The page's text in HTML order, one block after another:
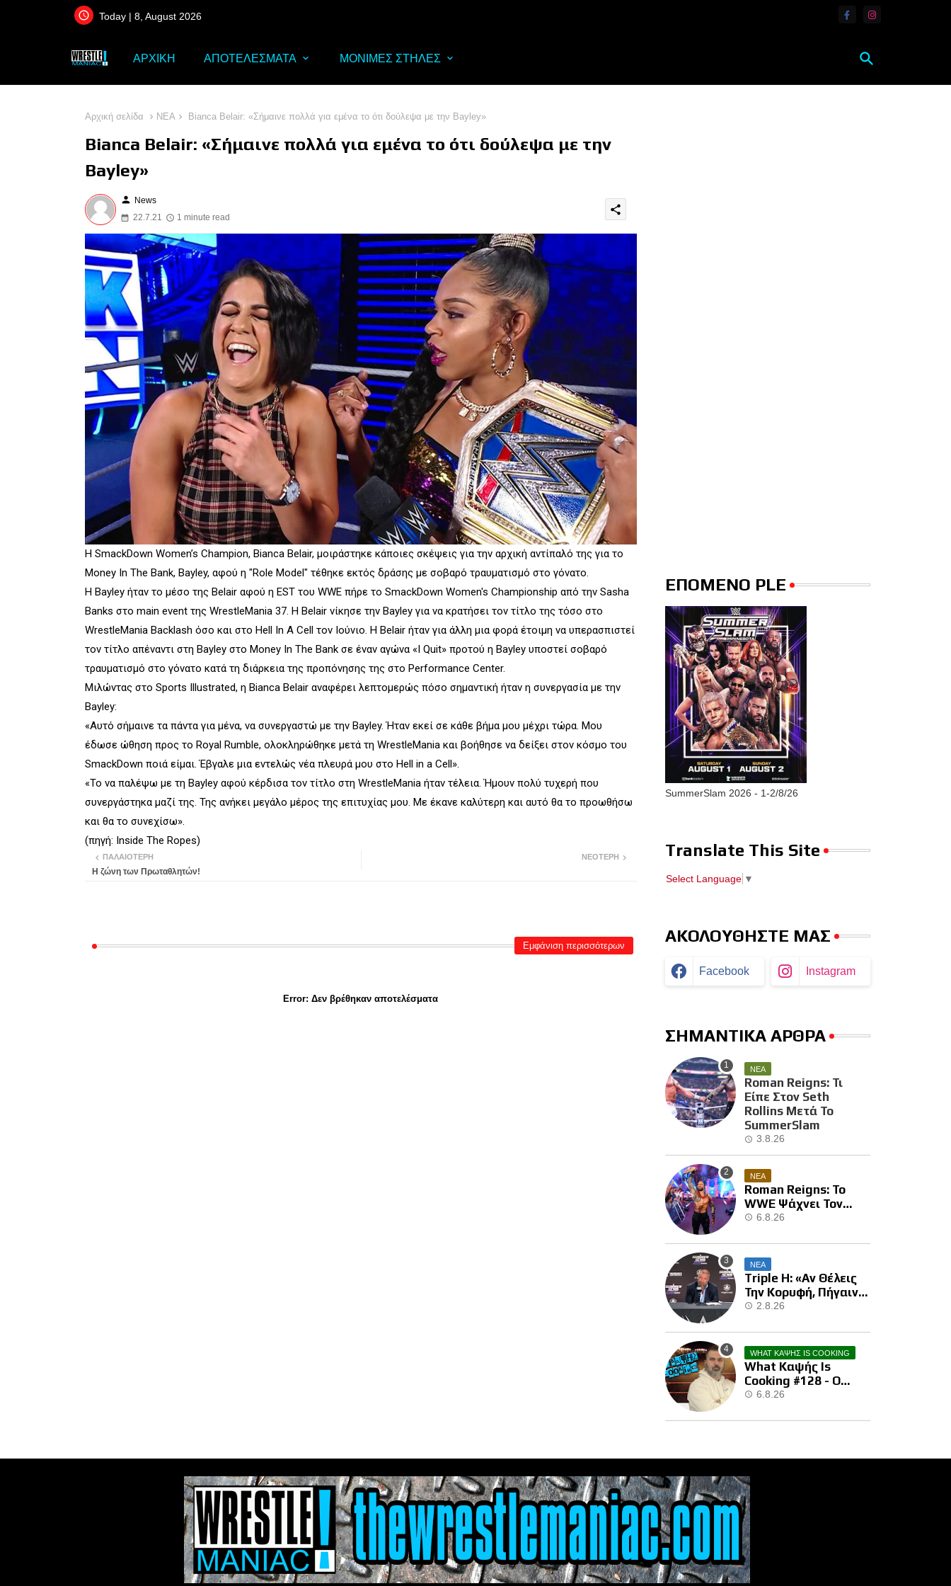
Today | 8, August 2026
ΑΡΧΙΚΗ ΑΠΟΤΕΛΕΣΜΑΤΑ ΜΟΝΙΜΕΣ ΣΤΗΛΕΣ
Αρχική σελίδα ΝΕΑ Bianca Belair: «Σήμαινε πολλά για εμένα το ότι δούλεψα με την Bayley»
Bianca Belair: «Σήμαινε πολλά για εμένα το ότι δούλεψα με την
Bayley»
person News
22.7.21
1 minute read
share
Η SmackDown Women’s Champion, Bianca Belair, μοιράστηκε κάποιες σκέψεις για την αρχική αντίπαλό της για το
Money In The Bank, Bayley, αφού η "Role Model" τέθηκε εκτός δράσης με σοβαρό τραυματισμό στο γόνατο.
Η Bayley ήταν το μέσο της Belair αφού η EST του WWE πήρε το SmackDown Women's Championship από την Sasha
Banks στο main event της WrestleMania 37. Η Belair νίκησε την Bayley για να κρατήσει τον τίτλο της τόσο στο
WrestleMania Backlash όσο και στο Hell In A Cell τον Ιούνιο. Η Belair ήταν για άλλη μια φορά έτοιμη να υπερασπιστεί
τον τίτλο απέναντι στη Bayley στο Money In The Bank σε έναν αγώνα «I Quit» προτού η Bayley υποστεί σοβαρό
τραυματισμό στο γόνατο κατά τη διάρκεια της προπόνησης της στο Performance Center.
Μιλώντας στο Sports Illustrated, η Bianca Belair αναφέρει λεπτομερώς πόσο σημαντική ήταν η συνεργασία με την
Bayley:
«Αυτό σήμαινε τα πάντα για μένα, να συνεργαστώ με την Bayley. Ήταν εκεί σε κάθε βήμα μου μέχρι τώρα. Μου
έδωσε ώθηση προς το Royal Rumble, ολοκληρώθηκε μετά τη WrestleMania και βοήθησε να δείξει στον κόσμο του
SmackDown ποιά είμαι. Έβγαλε μια εντελώς νέα πλευρά μου στο Hell in a Cell».
«Το να παλέψω με τη Bayley αφού κέρδισα τον τίτλο στη WrestleMania ήταν τέλεια. Ήμουν πολύ τυχερή που
συνεργάστηκα μαζί της. Της ανήκει μεγάλο μέρος της επιτυχίας μου. Με έκανε καλύτερη και αυτό θα το προωθήσω
και θα το συνεχίσω».
(πηγή: Inside The Ropes)
ΝΕΌΤΕΡΗ
ΠΑΛΑΙΌΤΕΡΗ
Η ζώνη των Πρωταθλητών!
Εμφάνιση περισσότερων
Error: Δεν βρέθηκαν αποτελέσματα
ΕΠΟΜΕΝΟ PLE
SummerSlam 2026 - 1-2/8/26
Translate This Site
Select Language ▼
ΑΚΟΛΟΥΘΗΣΤΕ ΜΑΣ
Facebook Instagram
ΣΗΜΑΝΤΙΚΑ ΑΡΘΡΑ
ΝΕΑ
Roman Reigns: Τι
Είπε Στον Seth
Rollins Μετά Το
SummerSlam
3.8.26
ΝΕΑ
Roman Reigns: Το
WWE Ψάχνει Τον
Επόμενο Διεκδικητή
6.8.26
ΝΕΑ
Triple H: «Αν Θέλεις
Την Κορυφή, Πήγαινε
Και Κέρδισε Την»
2.8.26
WHAT ΚΑΨΗΣ IS COOKING
What Καψής Is
Cooking #128 - Ο
Brock Μας Την
6.8.26